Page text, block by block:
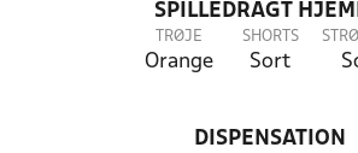
SPILLEDRAGT
TRØJE
Orange
SHORTS
Sort
DISPENSATION